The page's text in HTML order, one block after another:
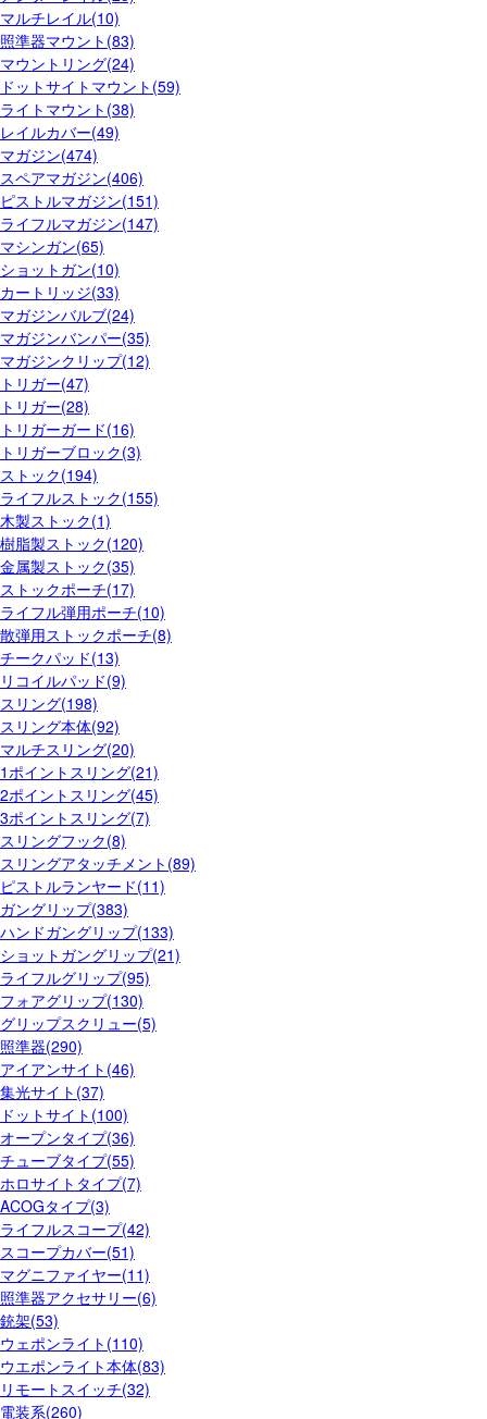
マルチレイル(10)
照準器マウント(83)
マウントリング(24)
ドットサイトマウント(59)
ライトマウント(38)
レイルカバー(49)
マガジン(474)
スペアマガジン(406)
ピストルマガジン(151)
ライフルマガジン(147)
マシンガン(65)
ショットガン(10)
カートリッジ(33)
マガジンバルブ(24)
マガジンバンパー(35)
マガジンクリップ(12)
トリガー(47)
トリガー(28)
トリガーガード(16)
トリガーブロック(3)
ストック(194)
ライフルストック(155)
木製ストック(1)
樹脂製ストック(120)
金属製ストック(35)
ストックポーチ(17)
ライフル弾用ポーチ(10)
散弾用ストックポーチ(8)
チークパッド(13)
リコイルパッド(9)
スリング(198)
スリング本体(92)
マルチスリング(20)
1ポイントスリング(21)
2ポイントスリング(45)
3ポイントスリング(7)
スリングフック(8)
スリングアタッチメント(89)
ピストルランヤード(11)
ガングリップ(383)
ハンドガングリップ(133)
ショットガングリップ(21)
ライフルグリップ(95)
フォアグリップ(130)
グリップスクリュー(5)
照準器(290)
アイアンサイト(46)
集光サイト(37)
ドットサイト(100)
オープンタイプ(36)
チューブタイプ(55)
ホロサイトタイプ(7)
ACOGタイプ(3)
ライフルスコープ(42)
スコープカバー(51)
マグニファイヤー(11)
照準器アクセサリー(6)
銃架(53)
ウェポンライト(110)
ウエポンライト本体(83)
リモートスイッチ(32)
電装系(260)